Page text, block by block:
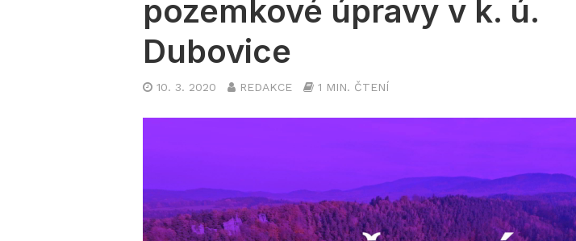
pozemkové úpravy v k. ú.
Dubovice
10. 3. 2020 REDAKCE 1 MIN. ČTENÍ